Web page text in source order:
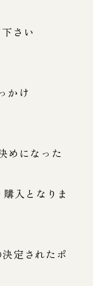
下さい
かけ
めになった
入となりま
定されたポ